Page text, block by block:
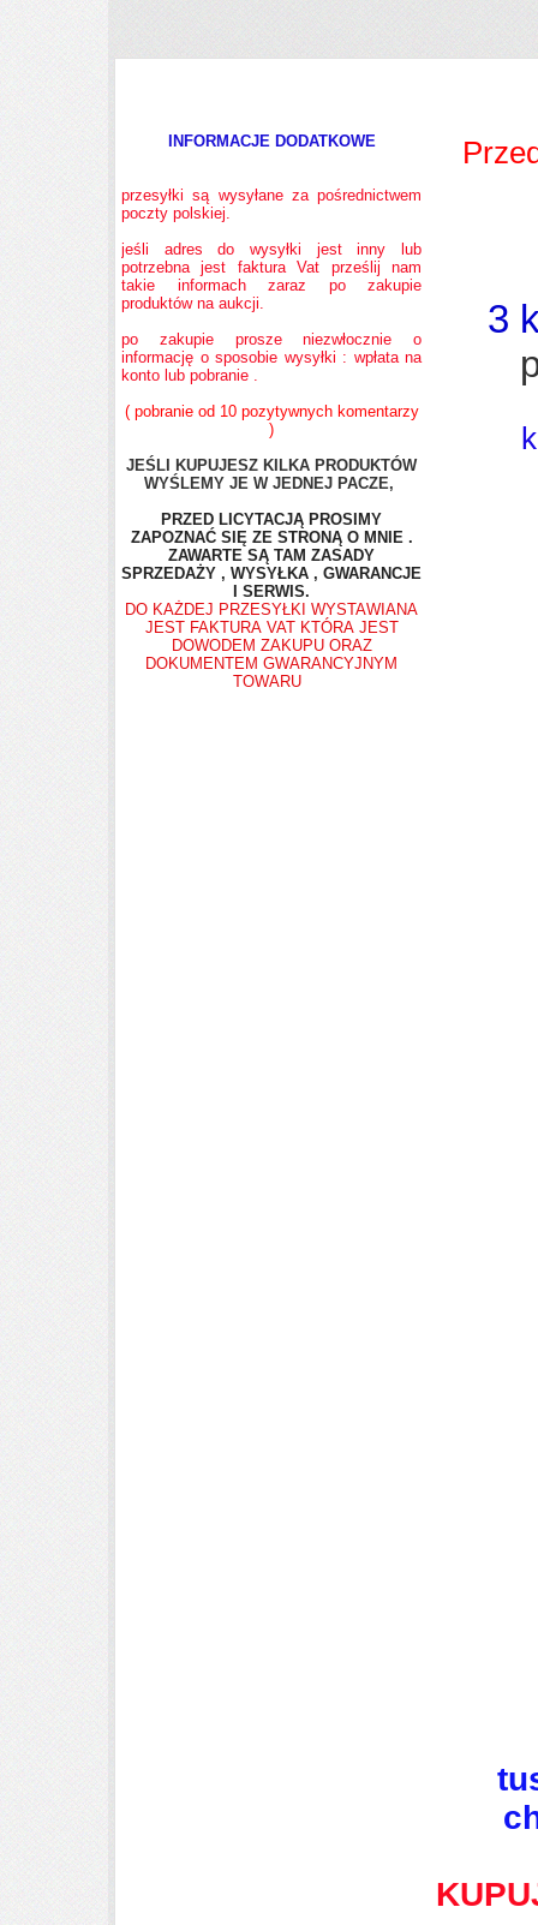
INFORMACJE DODATKOWE
przesyłki są wysyłane za pośrednictwem
poczty polskiej.
jeśli adres do wysyłki jest inny lub
potrzebna jest faktura Vat prześlij nam
takie informach zaraz po zakupie
produktów na aukcji.
po zakupie prosze niezwłocznie o
informację o sposobie wysyłki : wpłata na
konto lub pobranie .
( pobranie od 10 pozytywnych komentarzy
)
JEŚLI KUPUJESZ KILKA PRODUKTÓW
WYŚLEMY JE W JEDNEJ PACZE,
PRZED LICYTACJĄ PROSIMY
ZAPOZNAĆ SIĘ ZE STRONĄ O MNIE .
ZAWARTE SĄ TAM ZASADY
SPRZEDAŻY , WYSYŁKA , GWARANCJE
I SERWIS.
DO KAŻDEJ PRZESYŁKI WYSTAWIANA
JEST FAKTURA VAT KTÓRA JEST
DOWODEM ZAKUPU ORAZ
DOKUMENTEM GWARANCYJNYM
TOWARU
3